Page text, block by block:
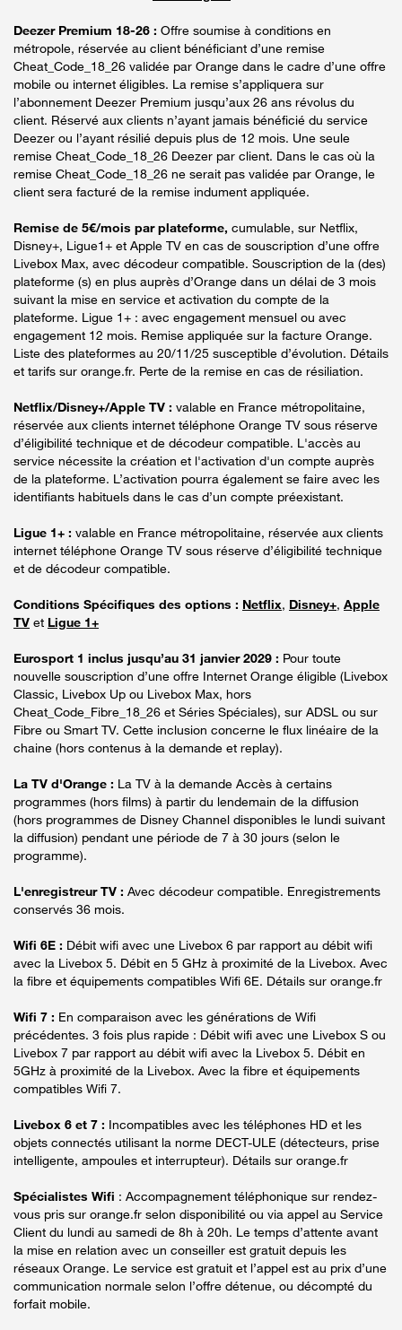
Deezer Premium 18-26 : Offre soumise à conditions en
métropole, réservée au client bénéficiant d’une remise
Cheat_Code_18_26 validée par Orange dans le cadre d’une offre
mobile ou internet éligibles. La remise s’appliquera sur
l’abonnement Deezer Premium jusqu’aux 26 ans révolus du
client. Réservé aux clients n’ayant jamais bénéficié du service
Deezer ou l’ayant résilié depuis plus de 12 mois. Une seule
remise Cheat_Code_18_26 Deezer par client. Dans le cas où la
remise Cheat_Code_18_26 ne serait pas validée par Orange, le
client sera facturé de la remise indument appliquée.
Remise de 5€/mois par plateforme, cumulable, sur Netflix,
Disney+, Ligue1+ et Apple TV en cas de souscription d’une offre
Livebox Max, avec décodeur compatible. Souscription de la (des)
plateforme (s) en plus auprès d’Orange dans un délai de 3 mois
suivant la mise en service et activation du compte de la
plateforme. Ligue 1+ : avec engagement mensuel ou avec
engagement 12 mois. Remise appliquée sur la facture Orange.
Liste des plateformes au 20/11/25 susceptible d’évolution. Détails
et tarifs sur orange.fr. Perte de la remise en cas de résiliation.
Netflix/Disney+/Apple TV : valable en France métropolitaine,
réservée aux clients internet téléphone Orange TV sous réserve
d’éligibilité technique et de décodeur compatible. L'accès au
service nécessite la création et l'activation d'un compte auprès
de la plateforme. L’activation pourra également se faire avec les
identifiants habituels dans le cas d’un compte préexistant.
Ligue 1+ : valable en France métropolitaine, réservée aux clients
internet téléphone Orange TV sous réserve d’éligibilité technique
et de décodeur compatible.
Conditions Spécifiques des options : Netflix, Disney+, Apple
TV et Ligue 1+
Eurosport 1 inclus jusqu’au 31 janvier 2029 : Pour toute
nouvelle souscription d’une offre Internet Orange éligible (Livebox
Classic, Livebox Up ou Livebox Max, hors
Cheat_Code_Fibre_18_26 et Séries Spéciales), sur ADSL ou sur
Fibre ou Smart TV. Cette inclusion concerne le flux linéaire de la
chaine (hors contenus à la demande et replay).
La TV d'Orange : La TV à la demande Accès à certains
programmes (hors films) à partir du lendemain de la diffusion
(hors programmes de Disney Channel disponibles le lundi suivant
la diffusion) pendant une période de 7 à 30 jours (selon le
programme).
L'enregistreur TV : Avec décodeur compatible. Enregistrements
conservés 36 mois.
Wifi 6E : Débit wifi avec une Livebox 6 par rapport au débit wifi
avec la Livebox 5. Débit en 5 GHz à proximité de la Livebox. Avec
la fibre et équipements compatibles Wifi 6E. Détails sur orange.fr
Wifi 7 : En comparaison avec les générations de Wifi
précédentes. 3 fois plus rapide : Débit wifi avec une Livebox S ou
Livebox 7 par rapport au débit wifi avec la Livebox 5. Débit en
5GHz à proximité de la Livebox. Avec la fibre et équipements
compatibles Wifi 7.
Livebox 6 et 7 : Incompatibles avec les téléphones HD et les
objets connectés utilisant la norme DECT-ULE (détecteurs, prise
intelligente, ampoules et interrupteur). Détails sur orange.fr
Spécialistes Wifi : Accompagnement téléphonique sur rendez-
vous pris sur orange.fr selon disponibilité ou via appel au Service
Client du lundi au samedi de 8h à 20h. Le temps d’attente avant
la mise en relation avec un conseiller est gratuit depuis les
réseaux Orange. Le service est gratuit et l’appel est au prix d’une
communication normale selon l’offre détenue, ou décompté du
forfait mobile.